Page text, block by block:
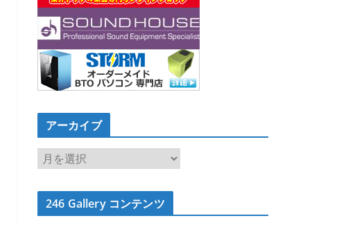
アーカイブ
ア
ー
カ
イ246 Gallery コンテンツ